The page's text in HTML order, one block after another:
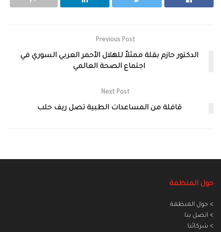
Previous Post
الدكتور حازم بقلة ممثلاً للهلال الأحمر العربي السوري في
اجتماع الصحة العالمي
Next Post
قافلة من المساعدات الطبية تصل ريف حلب
حول المنظمة
> حول المنظمة
> اتصل بنا
> شركائنا